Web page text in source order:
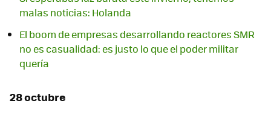
malas noticias: Holanda
El boom de empresas desarrollando reactores SMR
no es casualidad: es justo lo que el poder militar
quería
28 octubre